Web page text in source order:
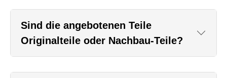
Sind die angebotenen Teile
Originalteile oder Nachbau-Teile?